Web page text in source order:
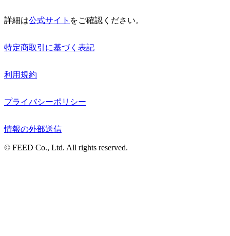
詳細は公式サイト をご確認ください。
特定商取引に基づく表記
利用規約
プライバシーポリシー
情報の外部送信
© FEED Co., Ltd. All rights reserved.